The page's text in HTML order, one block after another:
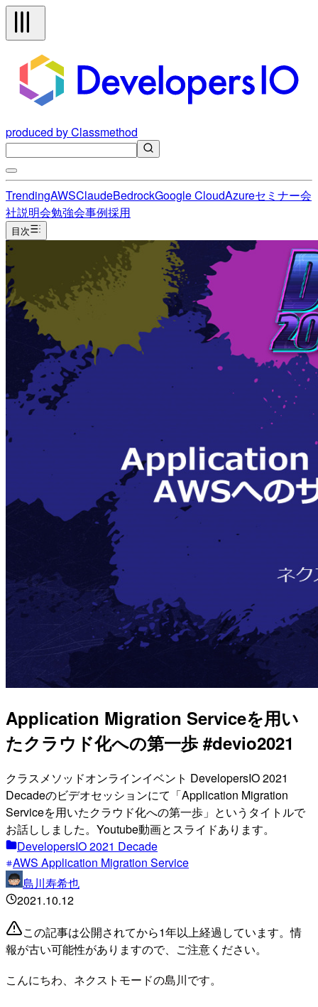
produced by Classmethod
TrendingAWSClaudeBedrockGoogle CloudAzureセミナー会
社説明会勉強会事例採用
目次
Application Migration Serviceを用い
たクラウド化への第一歩 #devio2021
クラスメソッドオンラインイベント DevelopersIO 2021
Decadeのビデオセッションにて「Application Migration
Serviceを用いたクラウド化への第一歩」というタイトルで
お話ししました。Youtube動画とスライドあります。
DevelopersIO 2021 Decade
AWS Application Migration Service
島川寿希也
2021.10.12
この記事は公開されてから1年以上経過しています。情
報が古い可能性がありますので、ご注意ください。
こんにちわ、ネクストモードの島川です。